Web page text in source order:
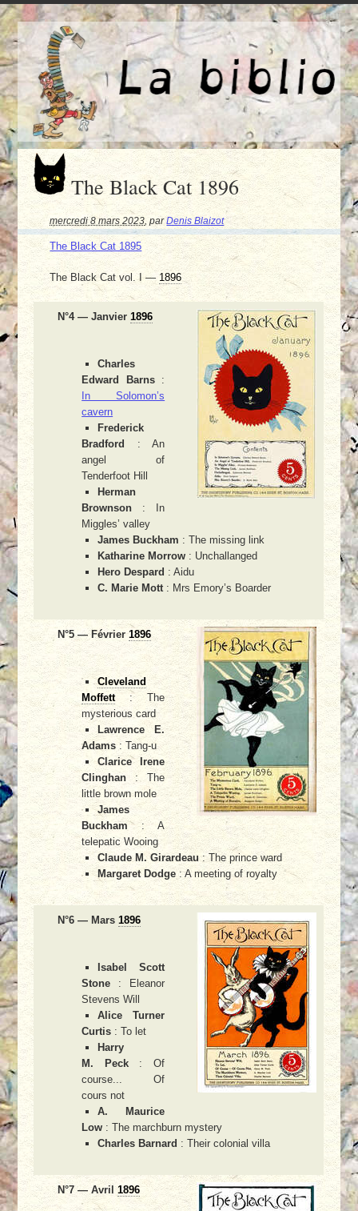
The Black Cat 1896
mercredi 8 mars 2023 ,parDenis Blaizot
The Black Cat 1895
The Black Cat vol. I — 1896
N°4 — Janvier1896
Charles
Edward Barns:
In Solomon’s
cavern
Frederick
Bradford
: An
angel of
Tenderfoot Hill
Herman
Brownson : In
Miggles’ valley
James Buckham : The missing link
Katharine Morrow : Unchallanged
Hero Despard : Aidu
C. Marie Mott: Mrs Emory’s Boarder
N°5 — Février1896
Cleveland
Moffett: The
mysterious card
Lawrence E.
Adams : Tang-u
Clarice Irene
Clinghan : The
little brown mole
James
Buckham : A
telepatic Wooing
Claude M. Girardeau : The prince ward
Margaret Dodge : A meeting of royalty
N°6 — Mars1896
Isabel Scott
Stone : Eleanor
Stevens Will
Alice Turner
Curtis : To let
Harry
M. Peck: Of
course... Of
cours not
A. Maurice
Low : The marchburn mystery
Charles Barnard : Their colonial villa
N°7 — Avril1896